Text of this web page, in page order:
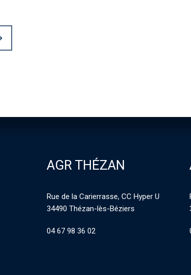
AGR THÉZAN
Rue de la Carierrasse, CC Hyper U
34490 Thézan-lès-Béziers
04 67 98 36 02